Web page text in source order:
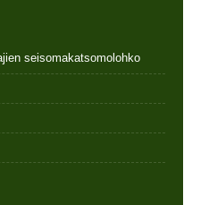
seisomakatsomolohko